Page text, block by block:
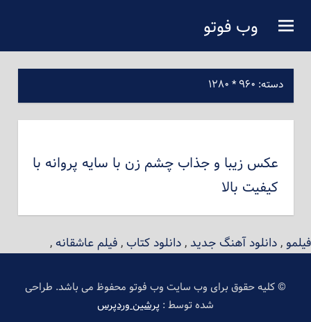
محتوای
اصلی
وب فوتو
دسته: ۹۶۰ * ۱۲۸۰
عکس زیبا و جذاب چشم زن با سایه پروانه با
کیفیت بالا
فیلمو ,دانلود آهنگ جدید ,دانلود کتاب,فیلم عاشقانه ,
© کلیه حقوق برای وب سایت وب فوتو محفوظ می باشد. طراحی
شده توسط : پرشین وردپرس